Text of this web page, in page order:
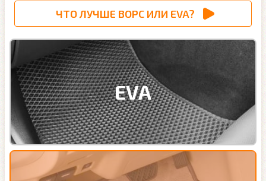
ЧТО ЛУЧШЕ ВОРС ИЛИ EVA?
EVA